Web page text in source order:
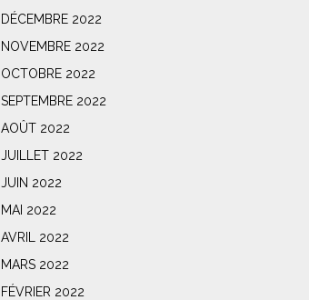
DÉCEMBRE 2022
NOVEMBRE 2022
OCTOBRE 2022
SEPTEMBRE 2022
AOÛT 2022
JUILLET 2022
JUIN 2022
MAI 2022
AVRIL 2022
MARS 2022
FÉVRIER 2022